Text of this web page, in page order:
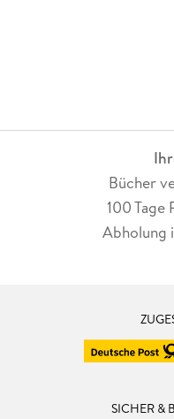
Bücher
100 Tage
Abholung
SICHER &